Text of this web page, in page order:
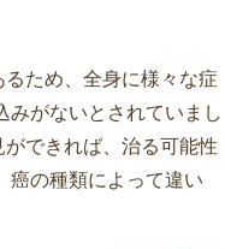
ため、全身に様々な症
みがないとされていまし
できれば、治る可能性
癌の種類によって違い